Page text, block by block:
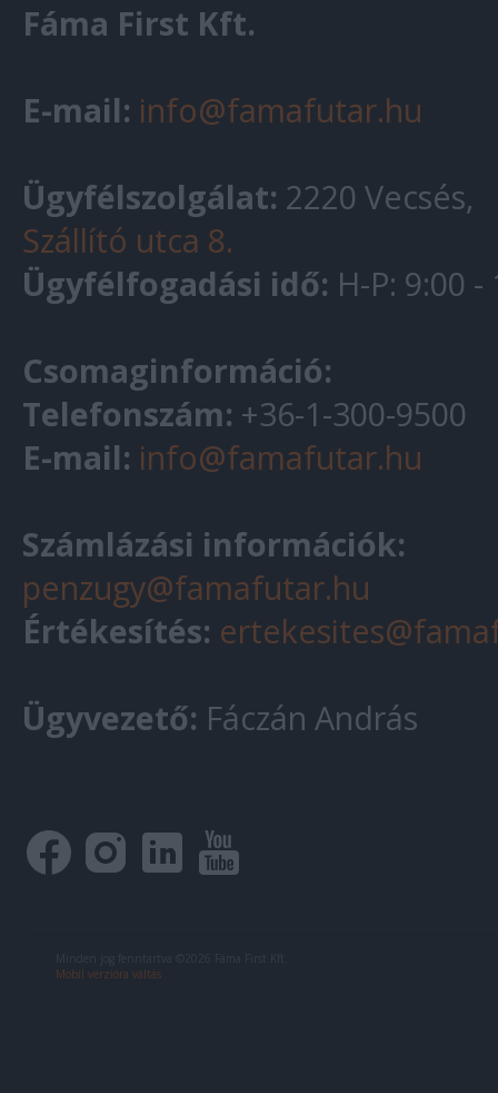
Fáma First Kft.
E-mail: info@famafutar.hu
Ügyfélszolgálat: 2220 Vecsés,
Szállító utca 8.
Ügyfélfogadási idő: H-P: 9:00 -
Csomaginformáció:
Telefonszám: +36-1-300-9500
E-mail: info@famafutar.hu
Számlázási információk:
penzugy@famafutar.hu
Értékesítés:
Ügyvezető: Fáczán András
Mobil verzióra váltás